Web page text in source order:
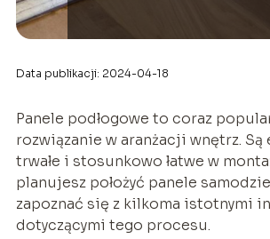
Data publikacji: 2024-04-18
Panele podłogowe to coraz
rozwiązanie w aranżacji wnętrz. Są
trwałe i stosunkowo łatwe w
planujesz położyć panele
zapoznać się z kilkoma istotnymi
dotyczącymi tego procesu.